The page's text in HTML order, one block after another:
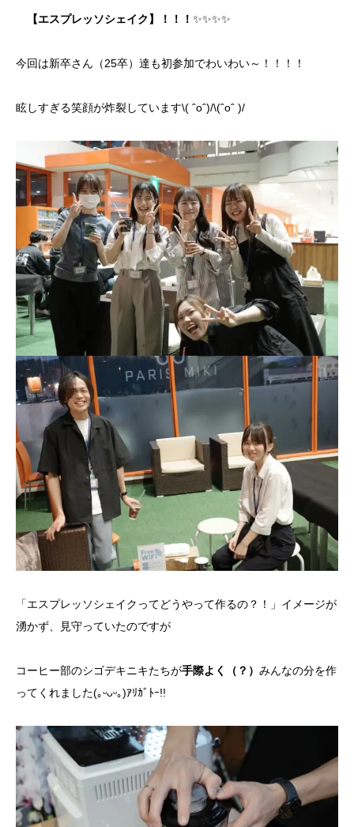
【エスプレッソシェイク】！！！ ✨✨✨✨
今回は新卒さん（25卒）達も初参加でわいわい～！！！！
眩しすぎる笑顔が炸裂しています\( ˆoˆ)/\(ˆoˆ )/
「エスプレッソシェイクってどうやって作るの？！」イメージが
湧かず、見守っていたのですが
コーヒー部のシゴデキニキたちが手際よく（？） みんなの分を作
ってくれました(｡ᵕᴗᵕ｡)ｱﾘｶﾞﾄｰ!!